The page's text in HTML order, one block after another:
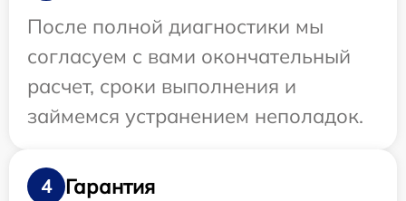
После полной диагностики мы
согласуем с вами окончательный
расчет, сроки выполнения и
займемся устранением неполадок.
4
Гарантия